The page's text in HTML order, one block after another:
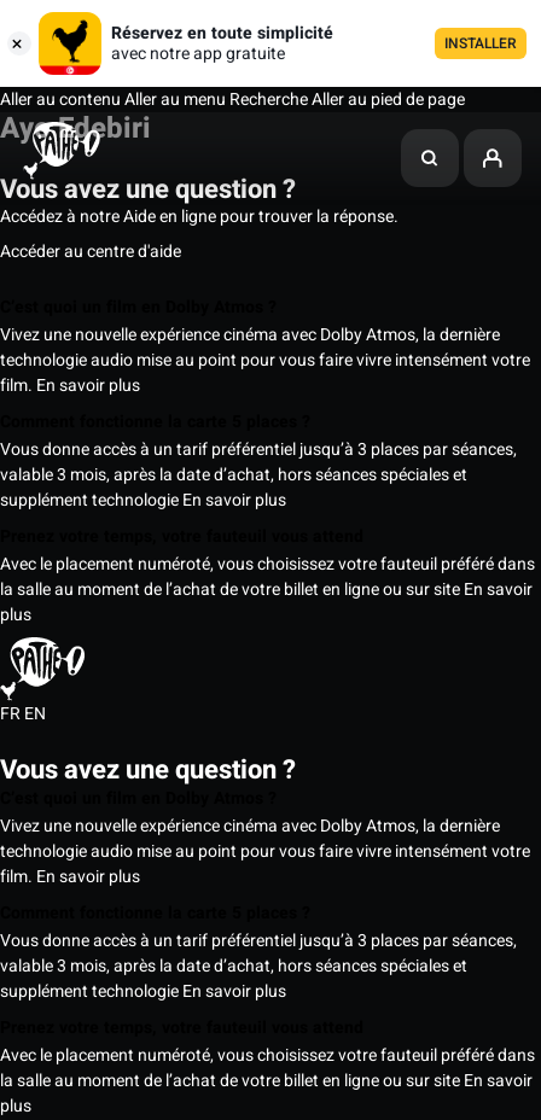
Réservez en toute simplicité
avec notre app gratuite
INSTALLER
Aller au contenuAller au menu RechercheAller au pied de page
Ayo Edebiri
Vous avez une question ?
Accédez à notre Aide en ligne pour trouver la réponse.
Accéder au centre d'aide
Vivez une nouvelle expérience cinéma avec Dolby Atmos, la dernière
technologie audio mise au point pour vous faire vivre intensément votre
film. En savoir plus
Vous donne accès à un tarif préférentiel jusqu’à 3 places par séances,
valable 3 mois, après la date d’achat, hors séances spéciales et
supplément technologieEn savoir plus
Avec le placement numéroté, vous choisissez votre fauteuil préféré dans
la salle au moment de l’achat de votre billet en ligne ou sur siteEn savoir
plus
FREN
Vous avez une question ?
Vivez une nouvelle expérience cinéma avec Dolby Atmos, la dernière
technologie audio mise au point pour vous faire vivre intensément votre
film. En savoir plus
Vous donne accès à un tarif préférentiel jusqu’à 3 places par séances,
valable 3 mois, après la date d’achat, hors séances spéciales et
supplément technologieEn savoir plus
Avec le placement numéroté, vous choisissez votre fauteuil préféré dans
la salle au moment de l’achat de votre billet en ligne ou sur siteEn savoir
plus